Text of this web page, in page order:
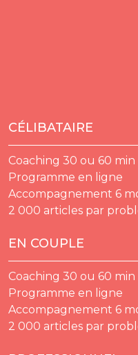
CÉLIBATAIRE
Coaching 30 ou 60 min
Programme en ligne
Accompagnement 6
2 000 articles par
EN COUPLE
Coaching 30 ou 60 min
Programme en ligne
Accompagnement 6
2 000 articles par